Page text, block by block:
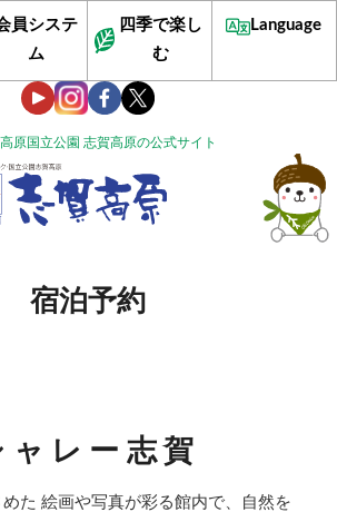
高原国立公園 志賀高原の公式サイト
員システ
ム
四季で楽し
む
Language
宿泊予約
ャレー志賀
た 絵画や写真が彩る館内で、自然を